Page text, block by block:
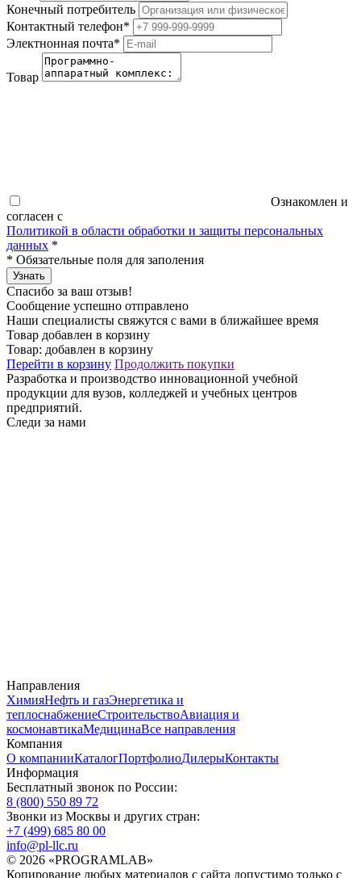
Конечный потребитель
Контактный телефон*
Электнонная почта*
Товар
Ознакомлен и
согласен с
Политикой в области обработки и защиты персональных
данных *
* Обязательные поля для заполения
Узнать
Спасибо за ваш отзыв!
Сообщение успешно отправлено
Наши специалисты свяжутся с вами в ближайшее время
Товар добавлен в корзину
Товар: добавлен в корзину
Перейти в корзину Продолжить покупки
Разработка и производство инновационной учебной
продукции для вузов, колледжей и учебных центров
предприятий.
Следи за нами
Направления
ХимияНефть и газЭнергетика и
теплоснабжениеСтроительствоАвиация и
космонавтикаМедицинаВсе направления
Компания
О компанииКаталогПортфолиоДилерыКонтакты
Информация
Бесплатный звонок по России:
8 (800) 550 89 72
Звонки из Москвы и других стран:
+7 (499) 685 80 00
info@pl-llc.ru
© 2026 «PROGRAMLAB»
Копирование любых материалов с сайта допустимо только с